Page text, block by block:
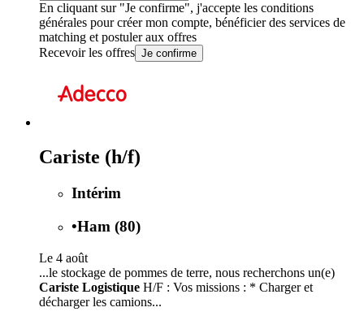
En cliquant sur "Je confirme", j'accepte les conditions
générales pour créer mon compte, bénéficier des services de
matching et postuler aux offres
Recevoir les offres Je confirme
Cariste (h/f)
Intérim
•Ham (80)
Le 4 août
...le stockage de pommes de terre, nous recherchons un(e)
Cariste Logistique H/F : Vos missions : * Charger et
décharger les camions...